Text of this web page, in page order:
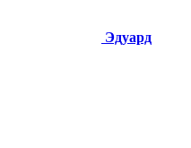
Эдуард